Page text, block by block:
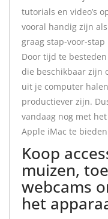
tutorials en video’s
vooral handig zijn
graag stap-voor-
Door tijd te
die beschikbaar zijn
uit je computer
productiever zijn.
vandaag nog met
Apple iMac te
Koop
muizen,
webcams
het